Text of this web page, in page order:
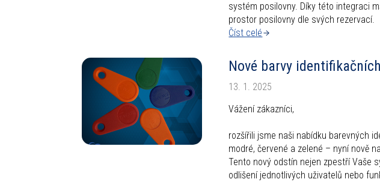
systém posilovny. Díky této integraci
prostor posilovny dle svých rezervací.
Číst celé
Nové barvy
13. 1. 2025
Vážení zákazníci,
rozšířili jsme naši nabídku barevných
modré, červené a zelené – nyní nově
Tento nový odstín nejen zpestří Vaše
odlišení jednotlivých uživatelů nebo